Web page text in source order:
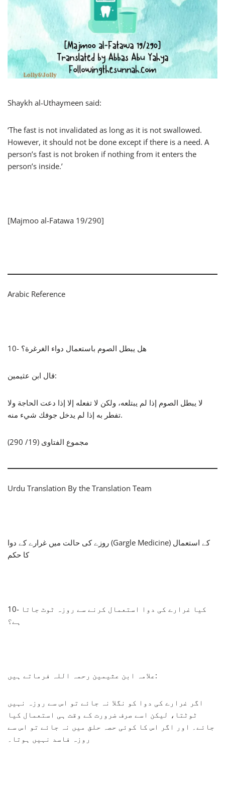
Shaykh al-Uthaymeen said:
‘The fast is not invalidated as long as it is not swallowed.
However, it should not be done except if there is a need. A
person’s fast is not broken if nothing from it enters the
person’s inside.’
[Majmoo al-Fatawa 19/290]
Arabic Reference
10- هل يبطل الصوم باستعمال دواء الغرغرة؟
قال ابن عثيمين:
لا يبطل الصوم إذا لم يبتلعه، ولكن لا تفعله إلا إذا دعت الحاجة ولا
تفطر به إذا لم يدخل جوفك شيء منه.
مجموع الفتاوى (19/ 290)
Urdu Translation By the Translation Team
روزے کی حالت میں غرارے کے دوا (Gargle Medicine) کے استعمال
کا حکم
10- کیا غرارے کی دوا استعمال کرنے سے روزہ ٹوٹ جاتا
ہے؟
علامہ ابن عثیمین رحمہ اللہ فرماتے ہیں:
اگر غرارے کی دوا کو نگلا نہ جائے تو اس سے روزہ نہیں
ٹوٹتا، لیکن اسے صرف ضرورت کے وقت ہی استعمال کیا
جائے۔ اور اگر اس کا کوئی حصہ حلق میں نہ جائے تو اس سے
روزہ فاسد نہیں ہوتا۔